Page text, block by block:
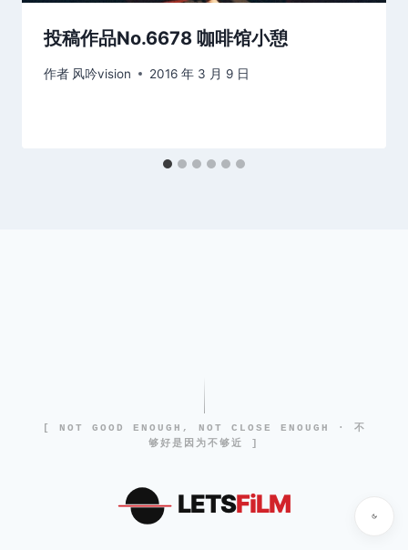
投稿作品No.6678 咖啡馆小憩
作者 风吟vision 2016 年 3 月 9 日
[ NOT GOOD ENOUGH, NOT CLOSE ENOUGH · 不
够好是因为不够近 ]
LETSFiLM